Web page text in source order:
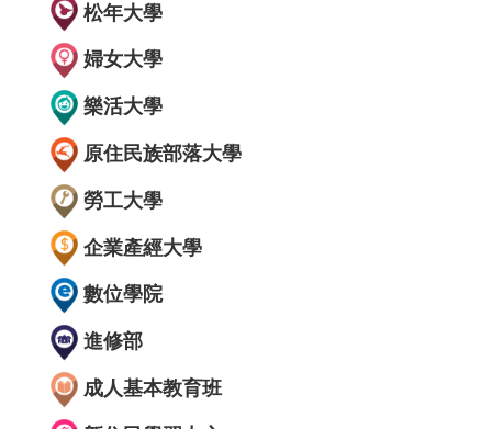
松年大學
婦女大學
樂活大學
原住民族部落大學
勞工大學
企業產經大學
數位學院
進修部
成人基本教育班